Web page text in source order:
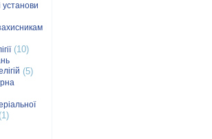
установи
(10)
(5)
(1)